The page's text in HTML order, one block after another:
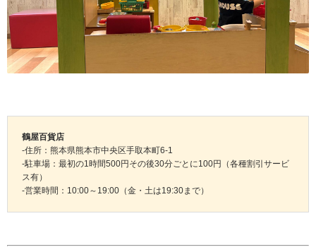
鶴屋百貨店
-住所：熊本県熊本市中央区手取本町6-1
-駐車場：最初の1時間500円その後30分ごとに100円（各種割引サービ
ス有）
-営業時間：10:00～19:00（金・土は19:30まで）